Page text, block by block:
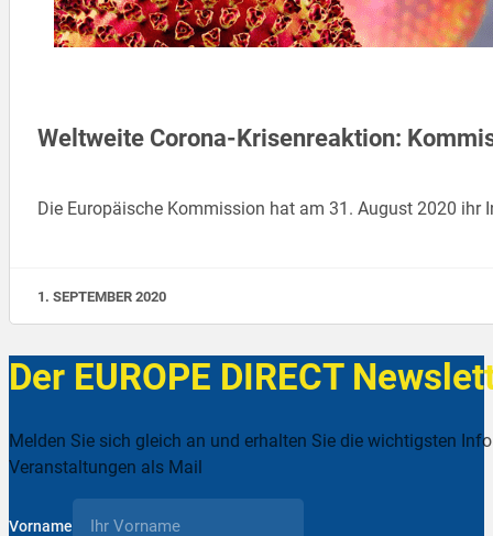
Weltweite Corona-Krisenreaktion:
Die Europäische Kommission hat am 31. August 2020 ihr
1. SEPTEMBER 2020
Der EUROPE DIRECT
Melden Sie sich gleich an und erhalten Sie die wichtigsten
Veranstaltungen als Mail
Vorname